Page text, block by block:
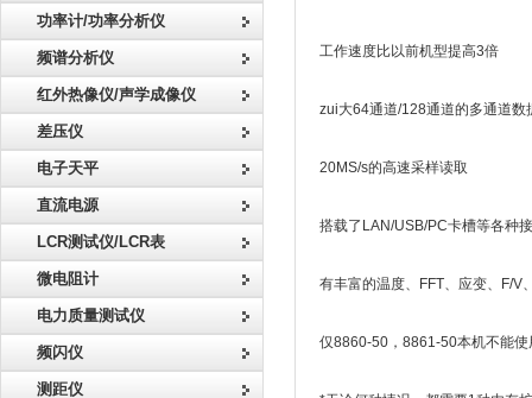
功率计/功率分析仪
频谱分析仪
红外热像仪/声学成像仪
差压仪
电子天平
直流电源
LCR测试仪/LCR表
微电阻计
电力质量测试仪
频闪仪
测距仪
工作速度比以前机型提高3倍
zui大64通道/128通道的多通道
20MS/s的高速采样读取
搭载了LAN/USB/PC卡槽等各种
有丰富的温度、FFT、应变、F/V
仅8860-50，8861-50本机不能